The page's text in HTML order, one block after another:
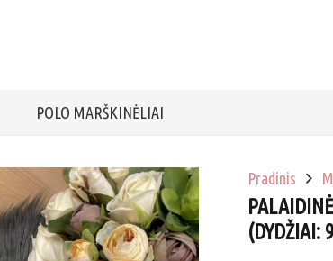
POLO MARŠKINĖLIAI
Pradinis
(DYDŽIAI: